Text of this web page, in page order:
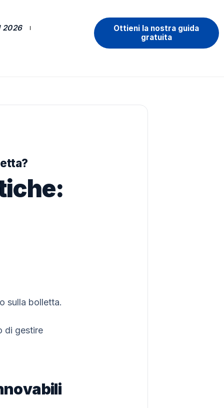
2026
Ottieni la nostra guida
gratuita
sulla bolletta.
di gestire